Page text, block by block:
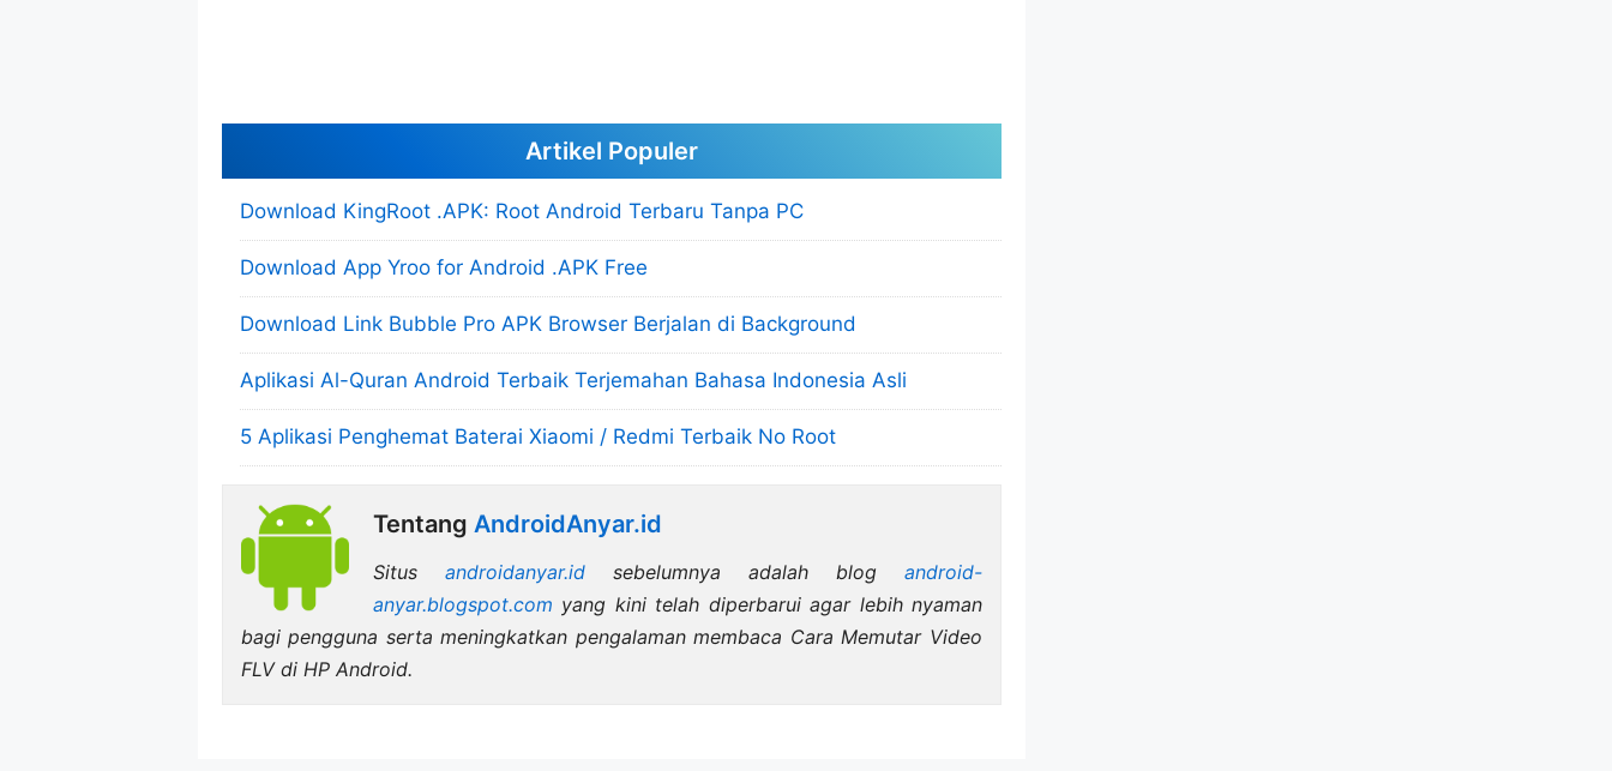
Artikel Populer
Download KingRoot .APK: Root Android Terbaru Tanpa PC
Download App Yroo for Android .APK Free
Download Link Bubble Pro APK Browser Berjalan di Background
Aplikasi Al-Quran Android Terbaik Terjemahan Bahasa Indonesia Asli
5 Aplikasi Penghemat Baterai Xiaomi / Redmi Terbaik No Root
Tentang AndroidAnyar.id
Situs androidanyar.idsebelumnya adalah blogandroid-
anyar.blogspot.com yang kini telah diperbarui agar lebih nyaman
bagi pengguna serta meningkatkan pengalaman membaca Cara Memutar Video
FLV di HP Android.